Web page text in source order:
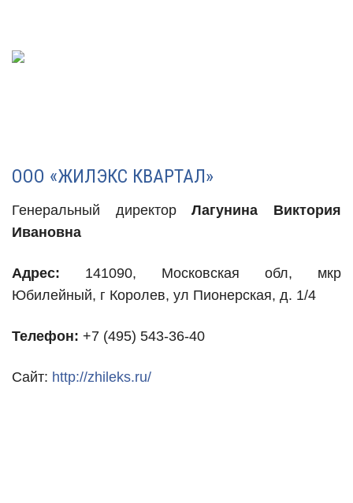
ООО «ЖИЛЭКС КВАРТАЛ»
Генеральный директорЛагунина Виктория
Ивановна
Адрес: 141090, Московская обл, мкр
Юбилейный, г Королев, ул Пионерская, д. 1/4
Телефон: +7 (495) 543-36-40
Сайт: http://zhileks.ru/